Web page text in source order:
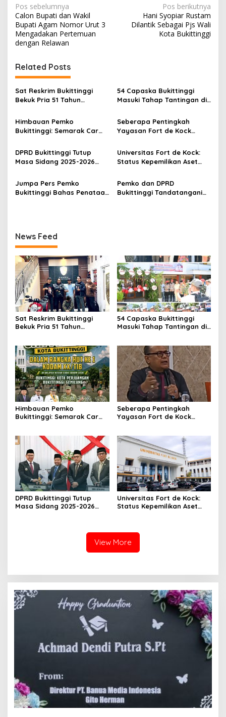
N
a
v
g
a
s
p
o
s
Pos sebelumnya
Calon Bupati dan Wakil
Bupati Agam Nomor Urut 3
Mengadakan Pertemuan
dengan Relawan
Pos berikutnya
Hani Syopiar Rustam
Dilantik Sebagai Pjs Wali
Kota Bukittinggi
Related Posts
Sat Reskrim Bukittinggi
Bekuk Pria 51 Tahun
Scoopy
54 Capaska Bukittinggi
Masuki Tahap Tantingan di
Himbauan Pemko
Bukittinggi: Semarak Car
HUT ke I Komando Daerah
Militer (KODAM) XX/Tuanku
Imam Bonjol
Seberapa Pentingkah
Yayasan Fort de Kock
Perekonomian Masyarakat
Jam Gadang?
DPRD Bukittinggi Tutup
Masa Sidang 2025-2026
2026-2027, Wako Ramlan
Beri Apresiasi
Universitas Fort de Kock:
Status Kepemilikan Aset
Milik Yayasan Berdasarkan
Putusan Mahkamah Agung
Nomor 2108/K/Pdt/2022
Jumpa Pers Pemko
Bukittinggi Bahas Penataan
Pemko dan DPRD
Bukittinggi Tandatangani
News Feed
Sat Reskrim Bukittinggi
Bekuk Pria 51 Tahun
54 Capaska Bukittinggi
Masuki Tahap Tantingan di
Himbauan Pemko
Bukittinggi: Semarak Car
Militer (KODAM) XX/Tuanku
Imam Bonjol
Seberapa Pentingkah
Yayasan Fort de Kock
Jam Gadang?
DPRD Bukittinggi Tutup
Masa Sidang 2025-2026
Universitas Fort de Kock:
Status Kepemilikan Aset
Putusan Mahkamah Agung
Nomor 2108/K/Pdt/2022
View More